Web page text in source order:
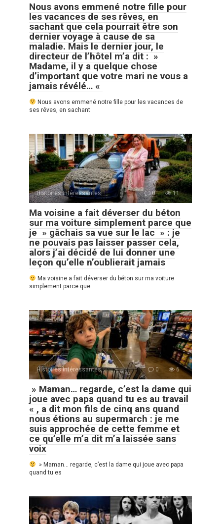
Nous avons emmené notre fille pour
les vacances de ses rêves, en
sachant que cela pourrait être son
dernier voyage à cause de sa
maladie. Mais le dernier jour, le
directeur de l’hôtel m’a dit : »
Madame, il y a quelque chose
d’important que votre mari ne vous a
jamais révélé… «
Nous avons emmené notre fille pour les vacances de
ses rêves, en sachant
Histoires Intéressantes 0 11
Ma voisine a fait déverser du béton
sur ma voiture simplement parce que
je » gâchais sa vue sur le lac » : je
ne pouvais pas laisser passer cela,
alors j’ai décidé de lui donner une
leçon qu’elle n’oublierait jamais
Ma voisine a fait déverser du béton sur ma voiture
simplement parce que
Histoires Intéressantes 0 6
» Maman… regarde, c’est la dame qui
joue avec papa quand tu es au travail
« , a dit mon fils de cinq ans quand
nous étions au supermarch : je me
suis approchée de cette femme et
ce qu’elle m’a dit m’a laissée sans
voix
» Maman… regarde, c’est la dame qui joue avec papa
quand tu es